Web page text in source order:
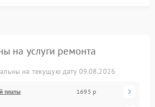
на услуги ремонта
на текущую дату 09.08.2026
платы 1695 р